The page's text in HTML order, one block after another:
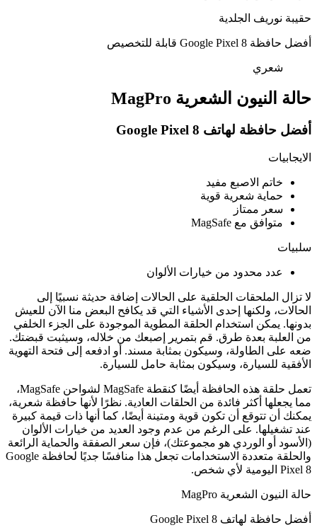
حقيبة نوريف الجلدية
أفضل حافظة Google Pixel 8 قابلة للتخصيص
شعري
حالة النيون الشعرية MagPro
أفضل حافظة لهاتف Google Pixel 8
الايجابيات
خاتم الاصبع مفيد
حماية شعرية قوية
سعر ممتاز
متوافق مع MagSafe
سلبيات
عدد محدود من خيارات الألوان
لا تزال الملحقات الحلقية على الحالات إضافة حديثة نسبيًا إلى
الحالات، ولكنها إحدى الأشياء التي قد يكافح البعض منا الآن للعيش
بدونها. يمكن استخدام الحلقة المطوية الموجودة على الجزء الخلفي
من العلبة بعدة طرق. قم بتمرير إصبعك من خلاله، وسيثبت قبضتك.
ضعه على الطاولة، وسيكون بمثابة مسند. أو ادفعه إلى فتحة التهوية
الأفقية للسيارة، وسيكون بمثابة حامل للسيارة.
تعمل حلقة هذه الحافظة أيضًا كنقطة MagSafe لشواحن MagSafe،
مما يجعلها أكثر فائدة من الحلقات العادية. نظرًا لأنها حافظة شعرية،
يمكنك أن تتوقع أن تكون قوية ومتينة أيضًا، كما أنها ذات قيمة كبيرة
عند تشغيلها. على الرغم من عدم وجود العديد من خيارات الألوان
(الأسود أو الوردي هو مجموعتك)، فإن سعر الصفقة والحماية الرائعة
والحلقة متعددة الاستخدامات تجعل هذا منافسًا جديًا لحافظة Google
Pixel 8 اليومية لأي شخص.
حالة النيون الشعرية MagPro
أفضل حافظة لهاتف Google Pixel 8